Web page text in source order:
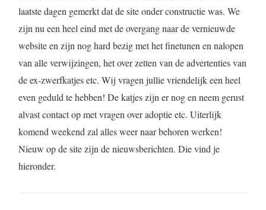
laatste dagen gemerkt dat de site onder constructie was. We
zijn nu een heel eind met de overgang naar de vernieuwde
website en zijn nog hard bezig met het finetunen en nalopen
van alle verwijzingen, het over zetten van de advertenties van
de ex-zwerfkatjes etc. Wij vragen jullie vriendelijk een heel
even geduld te hebben! De katjes zijn er nog en neem gerust
alvast contact op met vragen over adoptie etc. Uiterlijk
komend weekend zal alles weer naar behoren werken!
Nieuw op de site zijn de nieuwsberichten. Die vind je
hieronder.